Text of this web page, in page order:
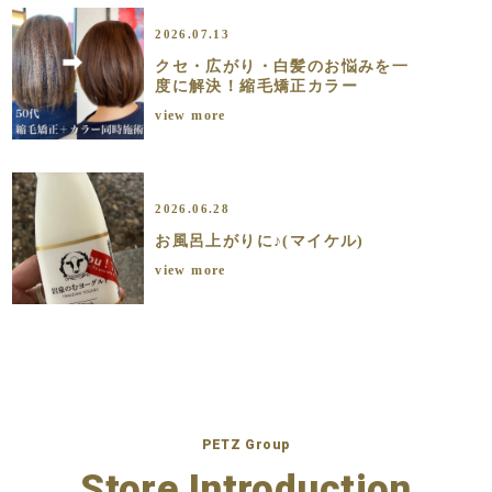
2026.07.13
クセ・広がり・白髪のお悩みを一
度に解決！縮毛矯正カラー
view more
2026.06.28
お風呂上がりに♪(マイケル)
view more
PETZ Group